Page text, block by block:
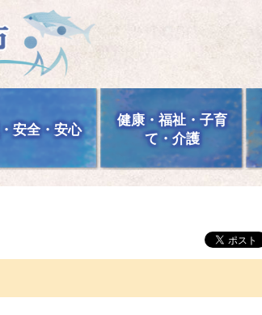
安全・安心
健康・福祉・子育
て・介護